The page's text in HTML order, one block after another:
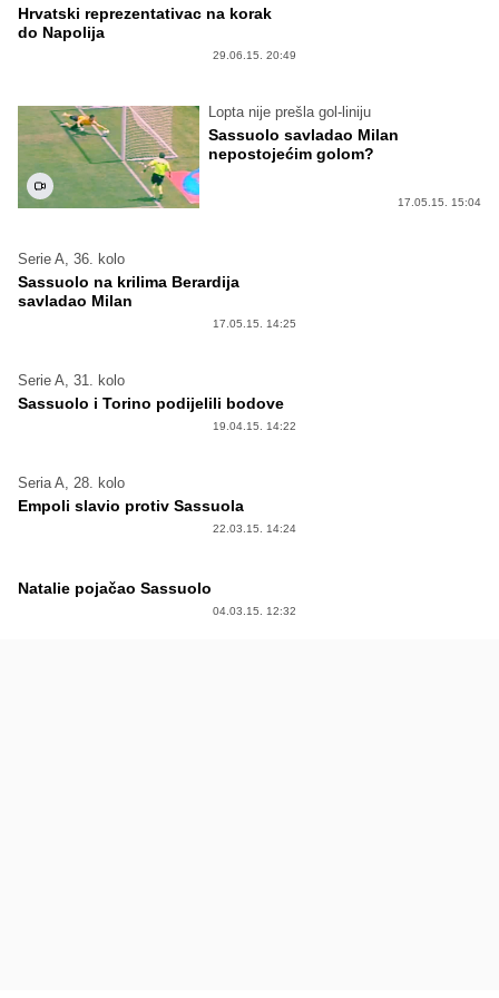
Hrvatski reprezentativac na korak
do Napolija
29.06.15. 20:49
Lopta nije prešla gol-liniju
Sassuolo savladao Milan
nepostojećim golom?
17.05.15. 15:04
Serie A, 36. kolo
Sassuolo na krilima Berardija
savladao Milan
17.05.15. 14:25
Serie A, 31. kolo
Sassuolo i Torino podijelili bodove
19.04.15. 14:22
Seria A, 28. kolo
Empoli slavio protiv Sassuola
22.03.15. 14:24
Natalie pojačao Sassuolo
04.03.15. 12:32